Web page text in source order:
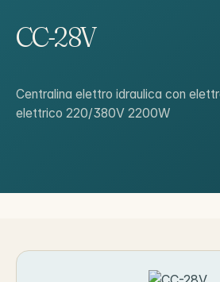
CC-28V
Centralina elettro idraulica con
elettrico 220/380V 2200W